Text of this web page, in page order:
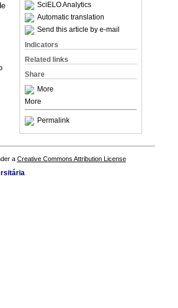
SciELO Analytics
Automatic translation
Send this article by e-mail
Indicators
Related links
Share
More
More
Permalink
a Creative Commons Attribution License